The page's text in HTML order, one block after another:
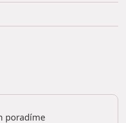
poradíme